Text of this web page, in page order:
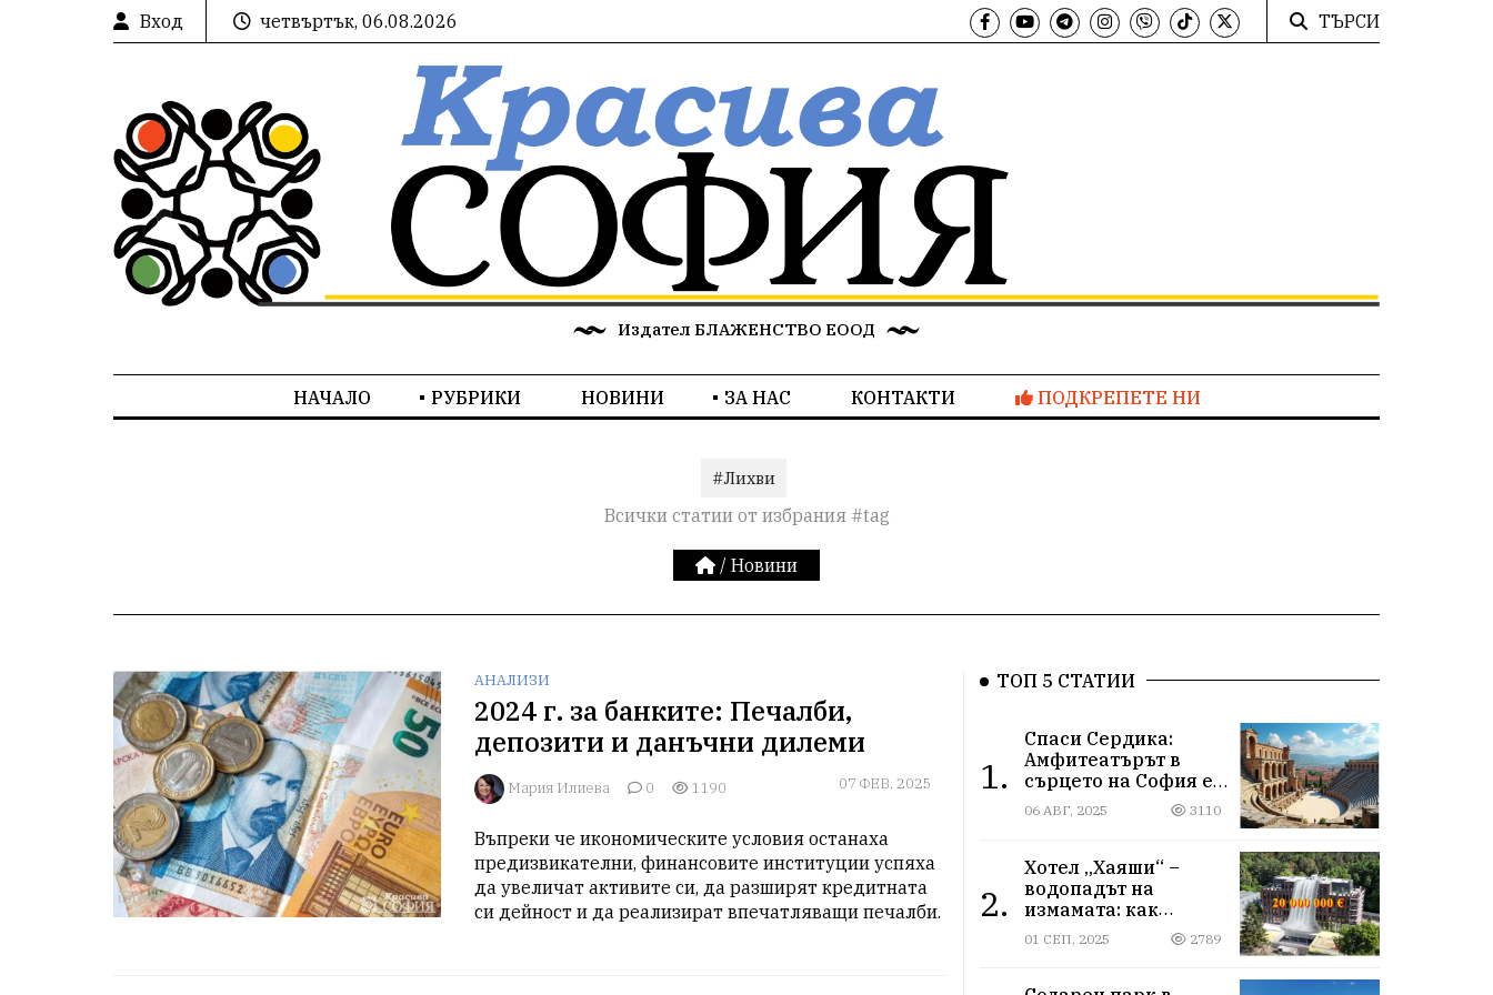
Вход четвъртък, 06.08.2026 ТЪРСИ
Издател БЛАЖЕНСТВО ЕООД
НАЧАЛО РУБРИКИ НОВИНИ ЗА НАС КОНТАКТИ ПОДКРЕПЕТЕ НИ
#Лихви
Всички статии от избрания #tag
/ Новини
АНАЛИЗИ
2024 г. за банките: Печалби,
депозити и данъчни дилеми
Мария Илиева 0 1190 07 ФЕВ, 2025
Въпреки че икономическите условия останаха
предизвикателни, финансовите институции успяха
да увеличат активите си, да разширят кредитната
си дейност и да реализират впечатляващи печалби.
ТОП 5 СТАТИИ
1.
Спаси Сердика:
Амфитеатърът в
сърцето на София е
на ръба да изчезне
06 АВГ, 2025 3110
2.
Хотел „Хаяши“ –
водопадът на
измамата: как
държавна заплата
ражда империя за
01 СЕП, 2025 2789